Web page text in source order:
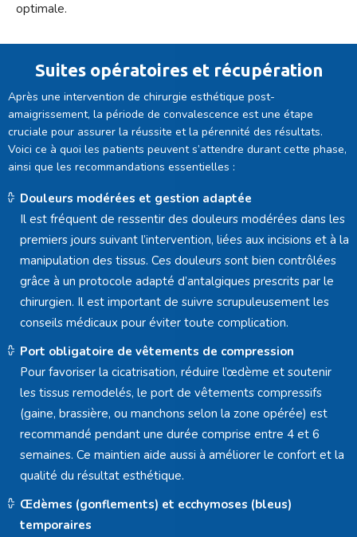
optimale.
Suites opératoires et récupération
Après une intervention de chirurgie esthétique post-
amaigrissement, la période de convalescence est une étape
cruciale pour assurer la réussite et la pérennité des résultats.
Voici ce à quoi les patients peuvent s’attendre durant cette phase,
ainsi que les recommandations essentielles :
Douleurs modérées et gestion adaptée
Il est fréquent de ressentir des douleurs modérées dans les
premiers jours suivant l’intervention, liées aux incisions et à la
manipulation des tissus. Ces douleurs sont bien contrôlées
grâce à un protocole adapté d’antalgiques prescrits par le
chirurgien. Il est important de suivre scrupuleusement les
conseils médicaux pour éviter toute complication.
Port obligatoire de vêtements de compression
Pour favoriser la cicatrisation, réduire l’œdème et soutenir
les tissus remodelés, le port de vêtements compressifs
(gaine, brassière, ou manchons selon la zone opérée) est
recommandé pendant une durée comprise entre 4 et 6
semaines. Ce maintien aide aussi à améliorer le confort et la
qualité du résultat esthétique.
Œdèmes (gonflements) et ecchymoses (bleus)
temporaires